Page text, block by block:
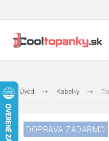
Úvod Kabelky
DOPRAVA ZADARMO